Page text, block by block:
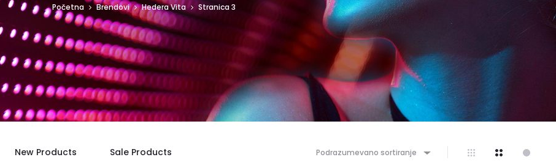
Početna Brendovi Hedera Vita Stranica 3
New Products Sale Products Podrazumevano sortiranje